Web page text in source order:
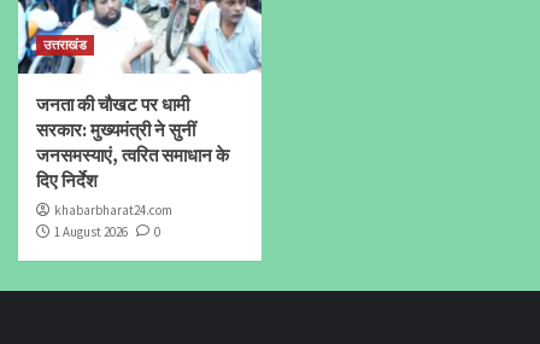
उत्तराखंड
जनता की चौखट पर धामी
सरकार: मुख्यमंत्री ने सुनीं
जनसमस्याएं, त्वरित समाधान के
दिए निर्देश
khabarbharat24.com
1 August 2026
0